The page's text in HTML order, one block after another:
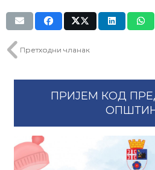
Претходни чланак
ПРИЈЕМ КОД